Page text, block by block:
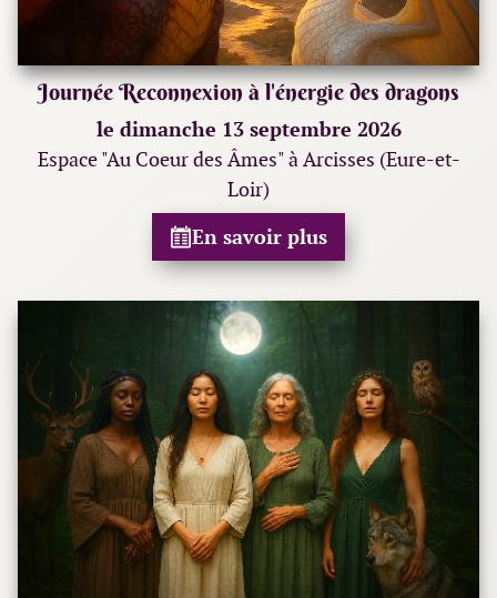
Journée Reconnexion à l'énergie des dragons
le dimanche 13 septembre 2026
Espace "Au Coeur des Âmes" à Arcisses (Eure-et-
Loir)
En savoir plus